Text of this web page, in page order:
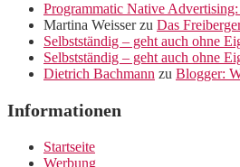
Programmatic Native
Martina Weisserzu Das
Selbstständig – geht auch ohne
Selbstständig – geht auch ohne
Dietrich Bachmann zu Blogger:
Informationen
Startseite
Werbung